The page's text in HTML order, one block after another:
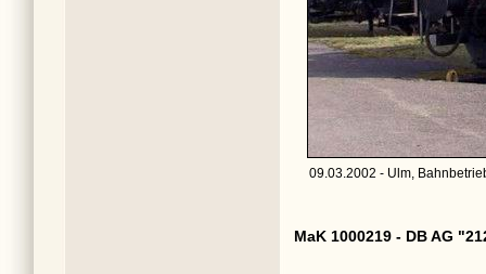
09.03.2002 - Ulm,
MaK 1000219 - DB AG